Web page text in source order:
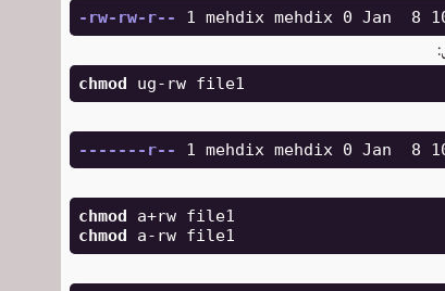
-rw-rw-r--
chmod
-------r--
chmod
chmod